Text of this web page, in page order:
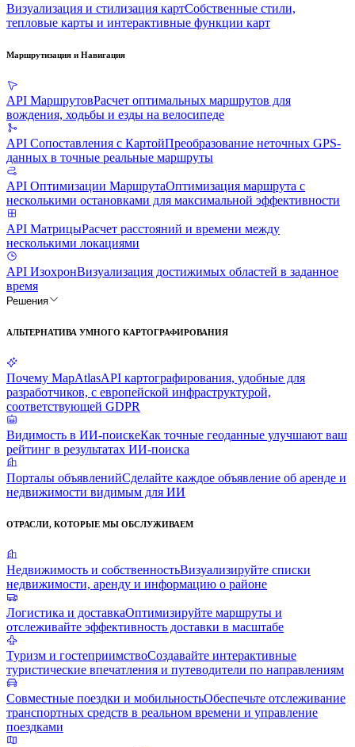
Визуализация и стилизация картСобственные стили,
тепловые карты и интерактивные функции карт
Маршрутизация и Навигация
API МаршрутовРасчет оптимальных маршрутов для
вождения, ходьбы и езды на велосипеде
API Сопоставления с КартойПреобразование неточных GPS-
данных в точные реальные маршруты
API Оптимизации МаршрутаОптимизация маршрута с
несколькими остановками для максимальной эффективности
API МатрицыРасчет расстояний и времени между
несколькими локациями
API ИзохронВизуализация достижимых областей в заданное
время
Решения
АЛЬТЕРНАТИВА УМНОГО КАРТОГРАФИРОВАНИЯ
Почему MapAtlasAPI картографирования, удобные для
разработчиков, с европейской инфраструктурой,
соответствующей GDPR
Видимость в ИИ-поискеКак точные геоданные улучшают ваш
рейтинг в результатах ИИ-поиска
Порталы объявленийСделайте каждое объявление об аренде и
недвижимости видимым для ИИ
ОТРАСЛИ, КОТОРЫЕ МЫ ОБСЛУЖИВАЕМ
Недвижимость и собственностьВизуализируйте списки
недвижимости, аренду и информацию о районе
Логистика и доставкаОптимизируйте маршруты и
отслеживайте эффективность доставки в масштабе
Туризм и гостеприимствоСоздавайте интерактивные
туристические впечатления и путеводители по направлениям
Совместные поездки и мобильностьОбеспечьте отслеживание
транспортных средств в реальном времени и управление
поездками